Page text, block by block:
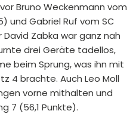
Bruno Weckenmann vom
und Gabriel Ruf vom SC
Zabka war ganz nah
drei Geräte tadellos,
beim Sprung, was ihn mit
4 brachte. Auch Leo Moll
vorne mithalten und
7 (56,1 Punkte).